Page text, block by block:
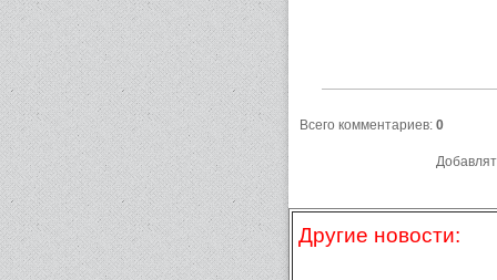
Всего комментариев: 0
Другие новости: